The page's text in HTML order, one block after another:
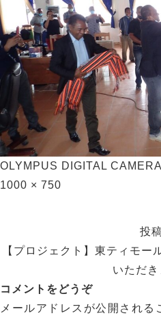
OLYMPUS DIGITAL CAMERA
1000 × 750
投
【プロジェクト】東ティモー
いただき
コメントをどうぞ
メールアドレスが公開される